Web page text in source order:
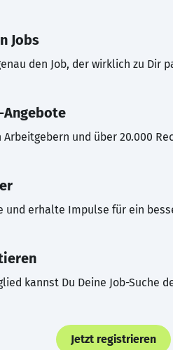
Jobs
den Job, der wirklich zu Dir
Angebote
Arbeitgebern und über 20.000
und erhalte Impulse für ein
kannst Du Deine Job-Suche
Jetzt registrieren